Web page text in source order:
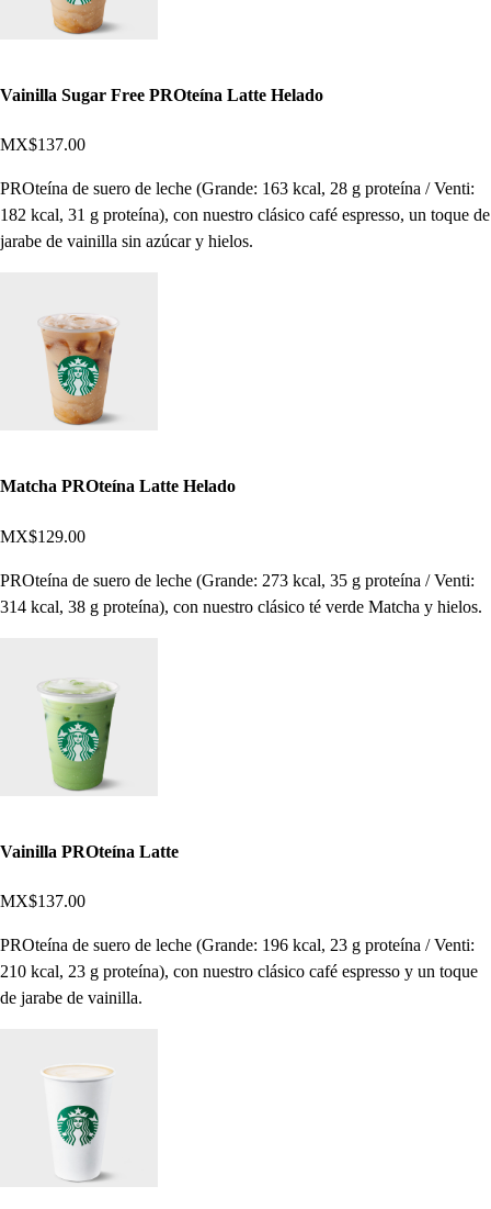
Vainilla Sugar Free PROteína Latte Helado
MX$137.00
PROteína de suero de leche (Grande: 163 kcal, 28 g proteína / Venti:
182 kcal, 31 g proteína), con nuestro clásico café espresso, un toque de
jarabe de vainilla sin azúcar y hielos.
Matcha PROteína Latte Helado
MX$129.00
PROteína de suero de leche (Grande: 273 kcal, 35 g proteína / Venti:
314 kcal, 38 g proteína), con nuestro clásico té verde Matcha y hielos.
Vainilla PROteína Latte
MX$137.00
PROteína de suero de leche (Grande: 196 kcal, 23 g proteína / Venti:
210 kcal, 23 g proteína), con nuestro clásico café espresso y un toque
de jarabe de vainilla.